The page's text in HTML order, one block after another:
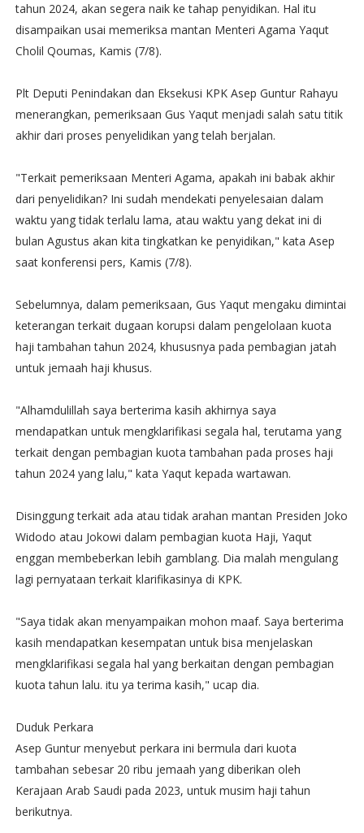
tahun 2024, akan segera naik ke tahap penyidikan. Hal itu
disampaikan usai memeriksa mantan Menteri Agama Yaqut
Cholil Qoumas, Kamis (7/8).
Plt Deputi Penindakan dan Eksekusi KPK Asep Guntur Rahayu
menerangkan, pemeriksaan Gus Yaqut menjadi salah satu titik
akhir dari proses penyelidikan yang telah berjalan.
"Terkait pemeriksaan Menteri Agama, apakah ini babak akhir
dari penyelidikan? Ini sudah mendekati penyelesaian dalam
waktu yang tidak terlalu lama, atau waktu yang dekat ini di
bulan Agustus akan kita tingkatkan ke penyidikan," kata Asep
saat konferensi pers, Kamis (7/8).
Sebelumnya, dalam pemeriksaan, Gus Yaqut mengaku dimintai
keterangan terkait dugaan korupsi dalam pengelolaan kuota
haji tambahan tahun 2024, khususnya pada pembagian jatah
untuk jemaah haji khusus.
"Alhamdulillah saya berterima kasih akhirnya saya
mendapatkan untuk mengklarifikasi segala hal, terutama yang
terkait dengan pembagian kuota tambahan pada proses haji
tahun 2024 yang lalu," kata Yaqut kepada wartawan.
Disinggung terkait ada atau tidak arahan mantan Presiden Joko
Widodo atau Jokowi dalam pembagian kuota Haji, Yaqut
enggan membeberkan lebih gamblang. Dia malah mengulang
lagi pernyataan terkait klarifikasinya di KPK.
"Saya tidak akan menyampaikan mohon maaf. Saya berterima
kasih mendapatkan kesempatan untuk bisa menjelaskan
mengklarifikasi segala hal yang berkaitan dengan pembagian
kuota tahun lalu. itu ya terima kasih," ucap dia.
Duduk Perkara
Asep Guntur menyebut perkara ini bermula dari kuota
tambahan sebesar 20 ribu jemaah yang diberikan oleh
Kerajaan Arab Saudi pada 2023, untuk musim haji tahun
berikutnya.